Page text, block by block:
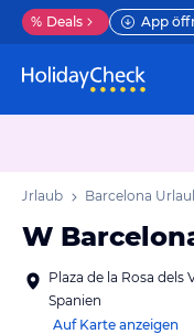
% Deals App
Urlaub Barcelona
W
Plaza de la Rosa dels
Spanien
Auf Karte anzeigen